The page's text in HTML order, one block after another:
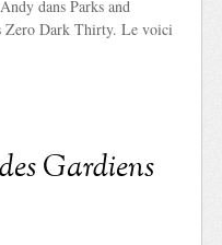
dans Parks and
Zero Dark Thirty. Le voici
Gardiens